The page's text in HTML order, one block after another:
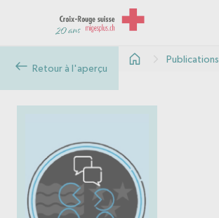
Retour à l'aperçu
Publications